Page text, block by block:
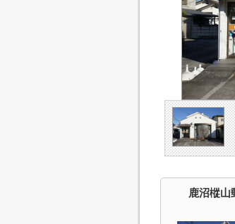
鹿沼樅山